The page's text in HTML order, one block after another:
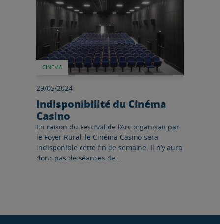
CINEMA
29/05/2024
Indisponibilité du Cinéma
Casino
En raison du Festi’val de l’Arc organisait par
le Foyer Rural, le Cinéma Casino sera
indisponible cette fin de semaine. Il n’y aura
donc pas de séances de...